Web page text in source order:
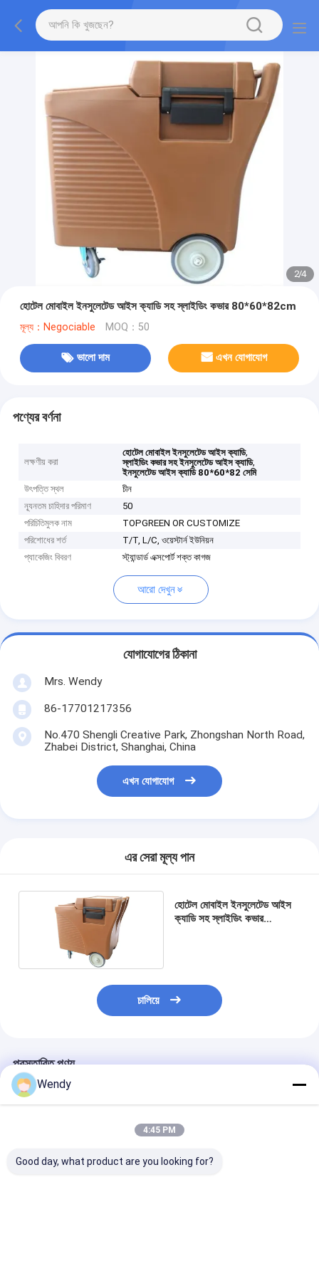
2/4
হোটেল মোবাইল ইনসুলেটেড আইস ক্যাডি সহ স্লাইডিং কভার 80*60*82cm
মূল্য：Negociable MOQ：50
ভালো দাম এখন যোগাযোগ
পণ্যের বর্ণনা
লক্ষণীয় করা
হোটেল মোবাইল ইনসুলেটেড আইস ক্যাডি,
স্লাইডিং কভার সহ ইনসুলেটেড আইস ক্যাডি,
ইনসুলেটেড আইস ক্যাডি 80*60*82 সেমি
উৎপত্তি স্থল
চীন
ন্যূনতম চাহিদার পরিমাণ
50
পরিচিতিমুলক নাম
TOPGREEN OR CUSTOMIZE
পরিশোধের শর্ত
T/T, L/C, ওয়েস্টার্ন ইউনিয়ন
প্যাকেজিং বিবরণ
স্ট্যান্ডার্ড এক্সপোর্ট শক্ত কাগজ
আরো দেখুন
যোগাযোগের ঠিকানা
Mrs. Wendy
86-17701217356
No.470 Shengli Creative Park, Zhongshan North Road,
Zhabei District, Shanghai, China
এখন যোগাযোগ
এর সেরা মূল্য পান
হোটেল মোবাইল ইনসুলেটেড আইস
ক্যাডি সহ স্লাইডিং কভার
চালিয়ে
প্রস্তাবিত পণ্য
Wendy
4:45 PM
Good day, what product are you looking for?